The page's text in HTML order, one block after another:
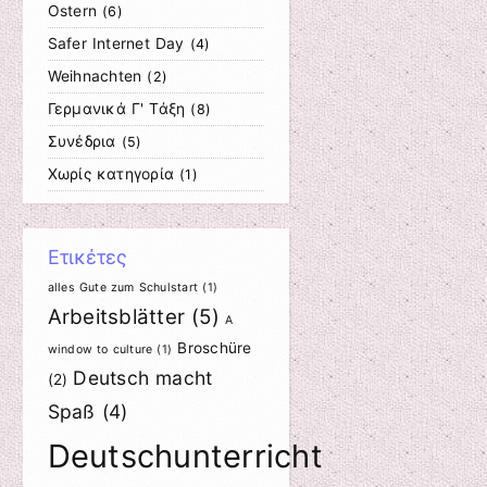
Ostern (6)
Safer Internet Day (4)
Weihnachten (2)
Γερμανικά Γ' Τάξη (8)
Συνέδρια (5)
Χωρίς κατηγορία (1)
Ετικέτες
alles Gute zum Schulstart (1)
Arbeitsblätter (5) A
window to culture (1) Broschüre
(2) Deutsch macht
Spaß (4)
Deutschunterricht